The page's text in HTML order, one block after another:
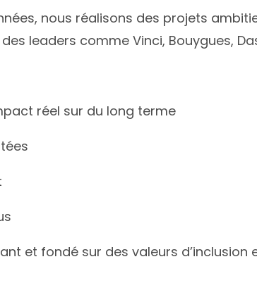
nous réalisons des projets
leaders comme Vinci, Bouygues,
réel sur du long terme
et fondé sur des valeurs d’inclusion